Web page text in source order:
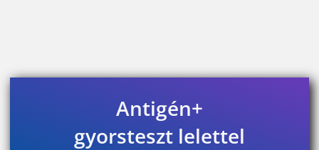
Antigén+
gyorsteszt lelettel